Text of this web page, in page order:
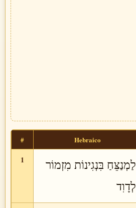
# Hebraico
1
לַמְנַצֵּחַ בִּנְגִינוֹת מִזְמוֹר
לְדָוִד